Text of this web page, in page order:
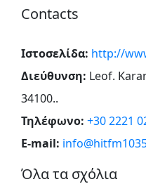
Contacts
Ιστοσελίδα: http://
Διεύθυνση: Leof.
34100..
Τηλέφωνο: +30 2221
E-mail:
Όλα τα σχόλια